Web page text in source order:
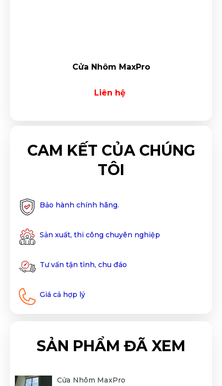
Cửa Nhôm MaxPro
Liên hệ
CAM KẾT CỦA CHÚNG
TÔI
Bảo hành chính hãng.
Sản xuất, thi công chuyên nghiệp
Tư vấn tận tình, chu đáo
Giá cả hợp lý
SẢN PHẨM ĐÃ XEM
Cửa Nhôm MaxPro